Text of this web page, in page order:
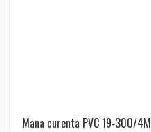
Mana curenta PVC 19‑300/4M